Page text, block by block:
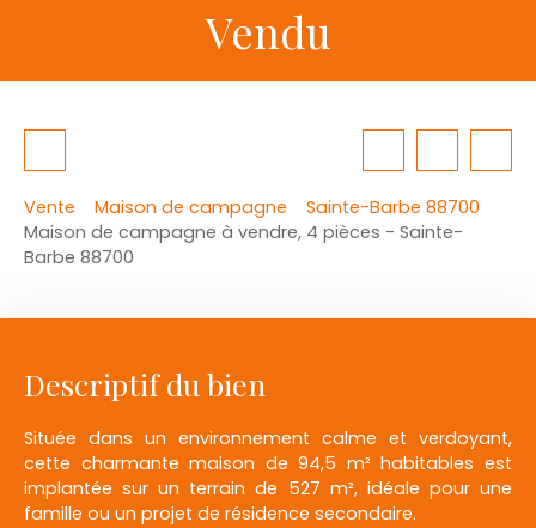
Vendu
Vente Maison de campagne
Sainte-Barbe 88700
Maison de campagne à vendre, 4 pièces - Sainte-
Barbe 88700
Descriptif du bien
Située dans un environnement calme et verdoyant,
cette charmante maison de 94,5 m² habitables est
implantée sur un terrain de 527 m², idéale pour une
famille ou un projet de résidence secondaire.